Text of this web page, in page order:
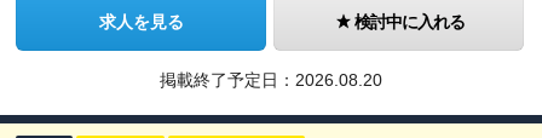
求人を見る 検討中に入れる
掲載終了予定日： 2026.08.20